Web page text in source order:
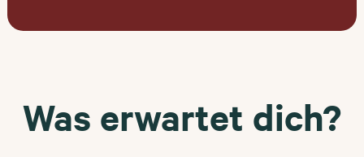
Was erwartet dich?